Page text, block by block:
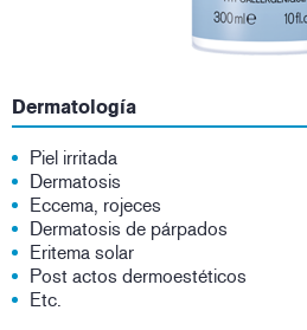
Dermatología
Piel irritada
Dermatosis
Eccema, rojeces
Dermatosis de párpados
Eritema solar
Post actos dermoestéticos
Etc.